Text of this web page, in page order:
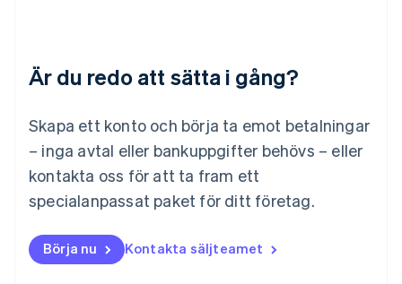
Är du redo att sätta i gång?
Skapa ett konto och börja ta emot betalningar
– inga avtal eller bankuppgifter behövs – eller
kontakta oss för att ta fram ett
specialanpassat paket för ditt företag.
Börja nu Kontakta säljteamet
Malaysia
English
Mexiko
Nederländerna
NederlandsEnglish
English
Nya Zeeland